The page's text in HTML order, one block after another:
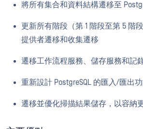
將所有集合和資料結構遷移至
更新所有階段（第 1 階段至第 5 階
提供者遷移和收集遷移
遷移工作流程服務、儲存服務和記
重新設計 PostgreSQL 的匯入/匯出
遷移並優化掃描結果儲存，以容納